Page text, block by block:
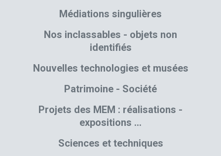
Médiations singulières
Nos inclassables - objets non
identifiés
Nouvelles technologies et musées
Patrimoine - Société
Projets des MEM : réalisations -
expositions …
Sciences et techniques